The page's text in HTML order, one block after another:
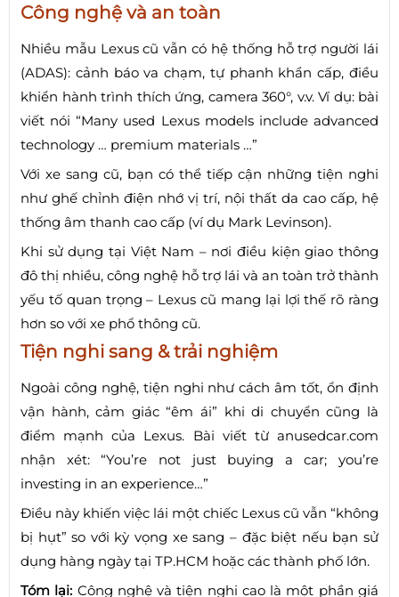
Công nghệ và an toàn
Nhiều mẫu Lexus cũ vẫn có hệ thống hỗ trợ người lái
(ADAS): cảnh báo va chạm, tự phanh khẩn cấp, điều
khiển hành trình thích ứng, camera 360°, v.v. Ví dụ: bài
viết nói “Many used Lexus models include advanced
technology … premium materials …”
Với xe sang cũ, bạn có thể tiếp cận những tiện nghi
như ghế chỉnh điện nhớ vị trí, nội thất da cao cấp, hệ
thống âm thanh cao cấp (ví dụ Mark Levinson).
Khi sử dụng tại Việt Nam – nơi điều kiện giao thông
đô thị nhiều, công nghệ hỗ trợ lái và an toàn trở thành
yếu tố quan trọng – Lexus cũ mang lại lợi thế rõ ràng
hơn so với xe phổ thông cũ.
Tiện nghi sang & trải nghiệm
Ngoài công nghệ, tiện nghi như cách âm tốt, ổn định
vận hành, cảm giác “êm ái” khi di chuyển cũng là
điểm mạnh của Lexus. Bài viết từ anusedcar.com
nhận xét: “You’re not just buying a car; you’re
investing in an experience…”
Điều này khiến việc lái một chiếc Lexus cũ vẫn “không
bị hụt” so với kỳ vọng xe sang – đặc biệt nếu bạn sử
dụng hàng ngày tại TP.HCM hoặc các thành phố lớn.
Tóm lại: Công nghệ và tiện nghi cao là một phần giá